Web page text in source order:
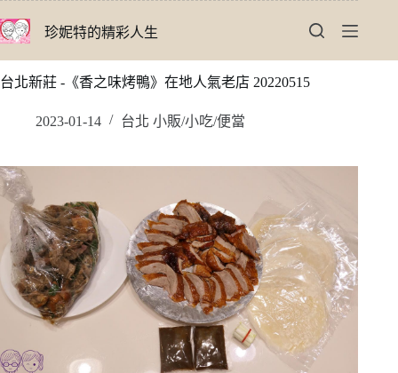
至
要
珍妮特的精彩人生
台北新莊 -《香之味烤鴨》在地人氣老店 20220515
2023-01-14 台北 小販/小吃/便當